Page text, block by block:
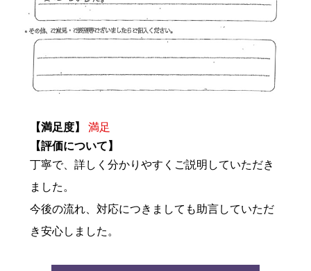
【満足度】
満足
【評価について】
丁寧で、詳しく分かりやすくご説明していただき
ました。
今後の流れ、対応につきましても助言していただ
き安心しました。